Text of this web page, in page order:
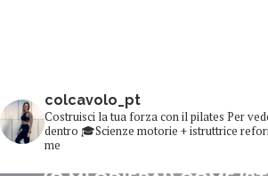
colcavolo_pt
Costruisci la tua forza con il pilates Per
dentro 🎓Scienze motorie + istruttrice
me